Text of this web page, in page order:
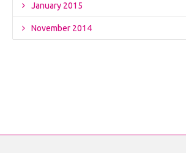
January 2015
November 2014